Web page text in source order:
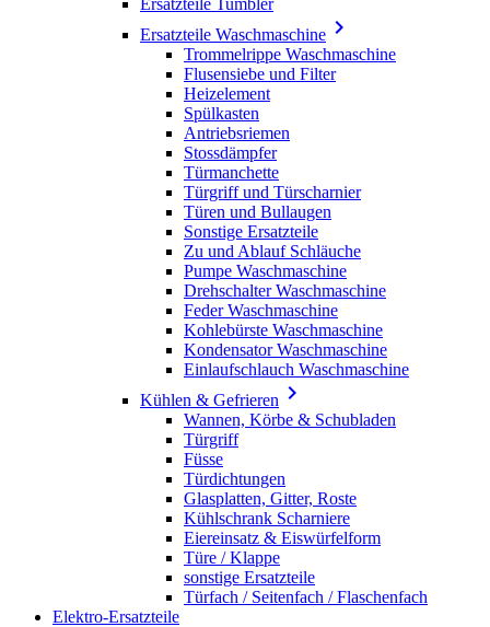
Ersatzteile Waschmaschine 
Trommelrippe Waschmaschine
Flusensiebe und Filter
Heizelement
Spülkasten
Antriebsriemen
Stossdämpfer
Türmanchette
Türgriff und Türscharnier
Türen und Bullaugen
Sonstige Ersatzteile
Zu und Ablauf Schläuche
Pumpe Waschmaschine
Drehschalter Waschmaschine
Feder Waschmaschine
Kohlebürste Waschmaschine
Kondensator Waschmaschine
Einlaufschlauch Waschmaschine
Kühlen & Gefrieren 
Wannen, Körbe & Schubladen
Türgriff
Füsse
Türdichtungen
Glasplatten, Gitter, Roste
Kühlschrank Scharniere
Eiereinsatz & Eiswürfelform
Türe / Klappe
sonstige Ersatzteile
Türfach / Seitenfach / Flaschenfach
Elektro-Ersatzteile